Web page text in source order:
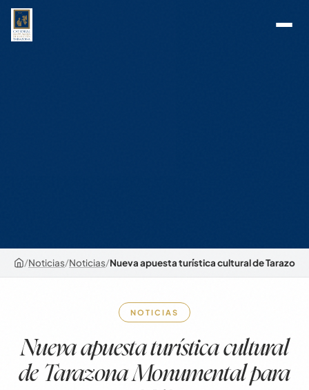
/Noticias/Noticias/Nueva apuesta turística cultural de
NOTICIAS
Nueva apuesta turística cultural
de Tarazona Monumental para